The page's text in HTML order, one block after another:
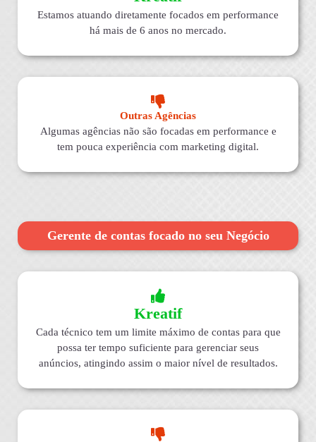
Estamos atuando diretamente focados em performance
há mais de 6 anos no mercado.
Outras Agências
Algumas agências não são focadas em performance e
tem pouca experiência com marketing digital.
Gerente de contas focado no seu Negócio
Kreatif
Cada técnico tem um limite máximo de contas para que
possa ter tempo suficiente para gerenciar seus
anúncios, atingindo assim o maior nível de resultados.